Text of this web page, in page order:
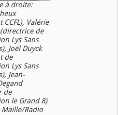
à droite:
CCFL), Valérie
de
Lys Sans
Joël Duyck
de
Lys Sans
Jean-
de
le Grand 8)
Maille/Radio